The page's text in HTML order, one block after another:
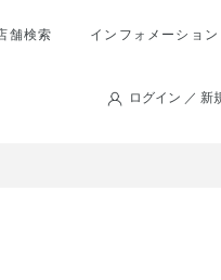
舗検索 インフォメーション
ログイン ／ 新